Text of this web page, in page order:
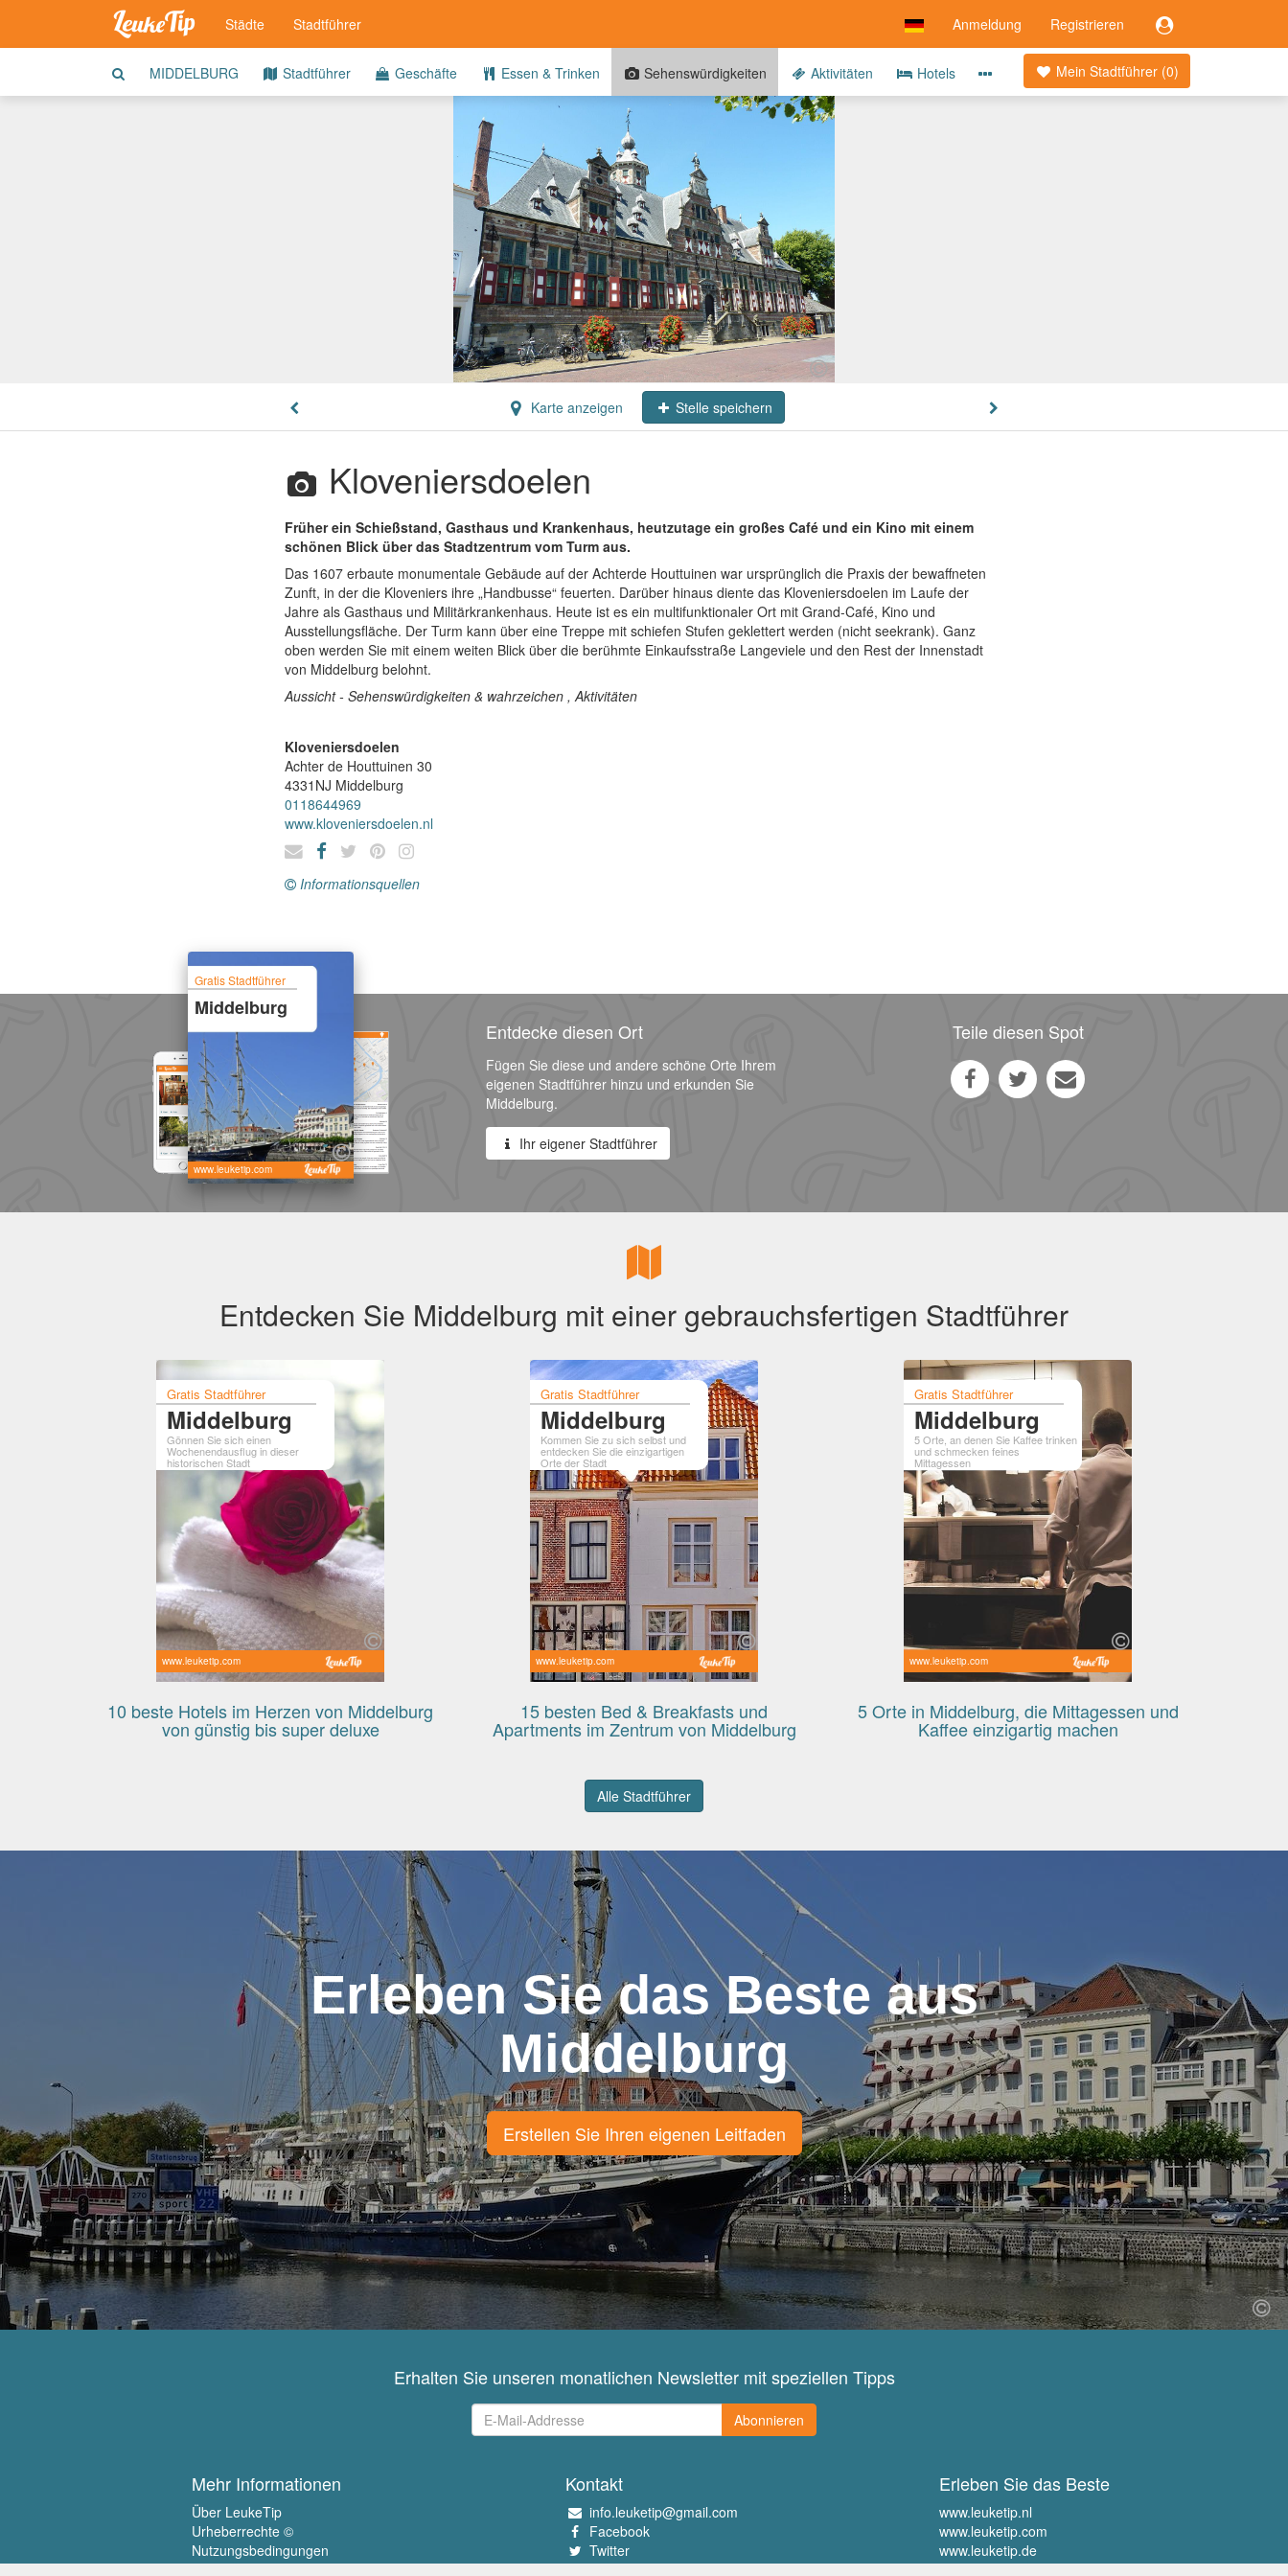
Anmeldung Registrieren
Städte Stadtführer
Mein Stadtführer (0)
MIDDELBURG Stadtführer Geschäfte Essen & Trinken Sehenswürdigkeiten Aktivitäten Hotels
Karte anzeigen Stelle speichern
Kloveniersdoelen
Früher ein Schießstand, Gasthaus und Krankenhaus, heutzutage ein großes Café und ein Kino mit einem
schönen Blick über das Stadtzentrum vom Turm aus.
Das 1607 erbaute monumentale Gebäude auf der Achterde Houttuinen war ursprünglich die Praxis der bewaffneten
Zunft, in der die Kloveniers ihre „Handbusse“ feuerten. Darüber hinaus diente das Kloveniersdoelen im Laufe der
Jahre als Gasthaus und Militärkrankenhaus. Heute ist es ein multifunktionaler Ort mit Grand-Café, Kino und
Ausstellungsfläche. Der Turm kann über eine Treppe mit schiefen Stufen geklettert werden (nicht seekrank). Ganz
oben werden Sie mit einem weiten Blick über die berühmte Einkaufsstraße Langeviele und den Rest der Innenstadt
von Middelburg belohnt.
Aussicht - Sehenswürdigkeiten & wahrzeichen , Aktivitäten
Kloveniersdoelen
Achter de Houttuinen 30
4331NJ Middelburg
0118644969
www.kloveniersdoelen.nl
Informationsquellen
Gratis Stadtführer
Middelburg
www.leuketip.com
Entdecke diesen Ort
Fügen Sie diese und andere schöne Orte Ihrem
eigenen Stadtführer hinzu und erkunden Sie
Middelburg.
Ihr eigener Stadtführer
Teile diesen Spot
Entdecken Sie Middelburg mit einer gebrauchsfertigen Stadtführer
Gratis Stadtführer
Middelburg
Gönnen Sie sich einen
Wochenendausflug in dieser
historischen Stadt
www.leuketip.com
10 beste Hotels im Herzen von Middelburg
von günstig bis super deluxe
Gratis Stadtführer
Middelburg
Kommen Sie zu sich selbst und
entdecken Sie die einzigartigen
Orte der Stadt
www.leuketip.com
15 besten Bed & Breakfasts und
Apartments im Zentrum von Middelburg
Gratis Stadtführer
Middelburg
5 Orte, an denen Sie Kaffee trinken
und schmecken feines
Mittagessen
www.leuketip.com
5 Orte in Middelburg, die Mittagessen und
Kaffee einzigartig machen
Alle Stadtführer
Erleben Sie das Beste aus
Middelburg
Erstellen Sie Ihren eigenen Leitfaden
Erhalten Sie unseren monatlichen Newsletter mit speziellen Tipps
Abonnieren
Mehr Informationen
Über LeukeTip
Urheberrechte ©
Nutzungsbedingungen
Privatsphäre
Kontakt
info.leuketip@gmail.com
Facebook
Twitter
Instagram
Erleben Sie das Beste
www.leuketip.nl
www.leuketip.com
www.leuketip.de
www.leuketip.fr